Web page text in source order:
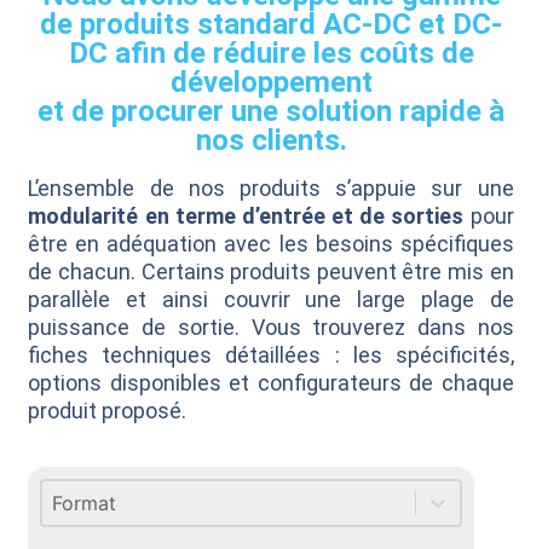
de produits standard AC-DC et DC-
DC afin de réduire les coûts de
développement
et de procurer une solution rapide à
nos clients.
L’ensemble de nos produits s’appuie sur une
modularité en terme d’entrée et de sorties pour
être en adéquation avec les besoins spécifiques
de chacun. Certains produits peuvent être mis en
parallèle et ainsi couvrir une large plage de
puissance de sortie. Vous trouverez dans nos
fiches techniques détaillées : les spécificités,
options disponibles et configurateurs de chaque
produit proposé.
Format
Sélectionnez le contenu